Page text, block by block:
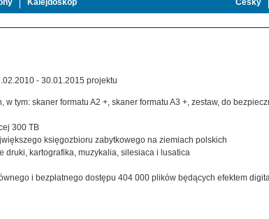
Kalejdoskop Česky
- 30.01.2015 projektu
tym: skaner formatu A2 +, skaner formatu A3 +, zestaw, do
300 TB
księgozbioru zabytkowego na ziemiach polskich
kartografika, muzykalia, silesiaca i lusatica
i bezpłatnego dostępu 404 000 plików będących efektem